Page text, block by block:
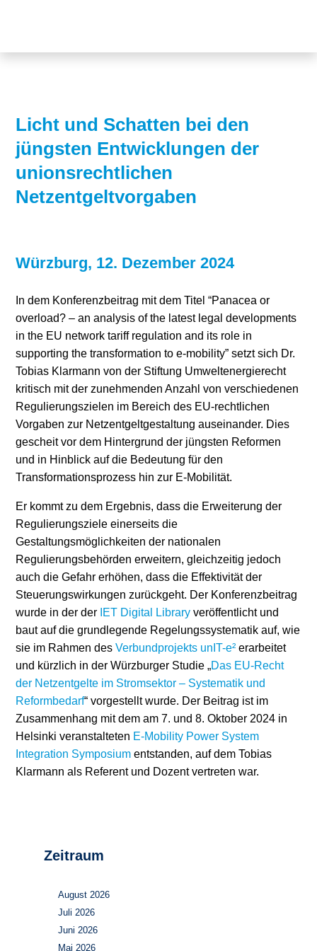
Genehmigungen
Stromerzeugung
Wärme
Wasserstoff
Blog
Bibliothek
Newsletter
Infomaterial
Schriften zum
Umweltenergierecht
Licht und Schatten bei den
jüngsten Entwicklungen der
unionsrechtlichen
Netzentgeltvorgaben
Würzburg, 12. Dezember 2024
In dem Konferenzbeitrag mit dem Titel “Panacea or
overload? – an analysis of the latest legal developments
in the EU network tariff regulation and its role in
supporting the transformation to e-mobility” setzt sich Dr.
Tobias Klarmann von der Stiftung Umweltenergierecht
kritisch mit der zunehmenden Anzahl von verschiedenen
Regulierungszielen im Bereich des EU-rechtlichen
Vorgaben zur Netzentgeltgestaltung auseinander. Dies
gescheit vor dem Hintergrund der jüngsten Reformen
und in Hinblick auf die Bedeutung für den
Transformationsprozess hin zur E-Mobilität.
Er kommt zu dem Ergebnis, dass die Erweiterung der
Regulierungsziele einerseits die
Gestaltungsmöglichkeiten der nationalen
Regulierungsbehörden erweitern, gleichzeitig jedoch
auch die Gefahr erhöhen, dass die Effektivität der
Steuerungswirkungen zurückgeht. Der Konferenzbeitrag
wurde in der der IET Digital Library veröffentlicht und
baut auf die grundlegende Regelungssystematik auf, wie
sie im Rahmen des Verbundprojekts unIT-e² erarbeitet
und kürzlich in der Würzburger Studie „Das EU-Recht
der Netzentgelte im Stromsektor – Systematik und
Reformbedarf“ vorgestellt wurde. Der Beitrag ist im
Zusammenhang mit dem am 7. und 8. Oktober 2024 in
Helsinki veranstalteten E-Mobility Power System
Integration Symposium entstanden, auf dem Tobias
Klarmann als Referent und Dozent vertreten war.
Zeitraum
August 2026
Juli 2026
Juni 2026
Mai 2026